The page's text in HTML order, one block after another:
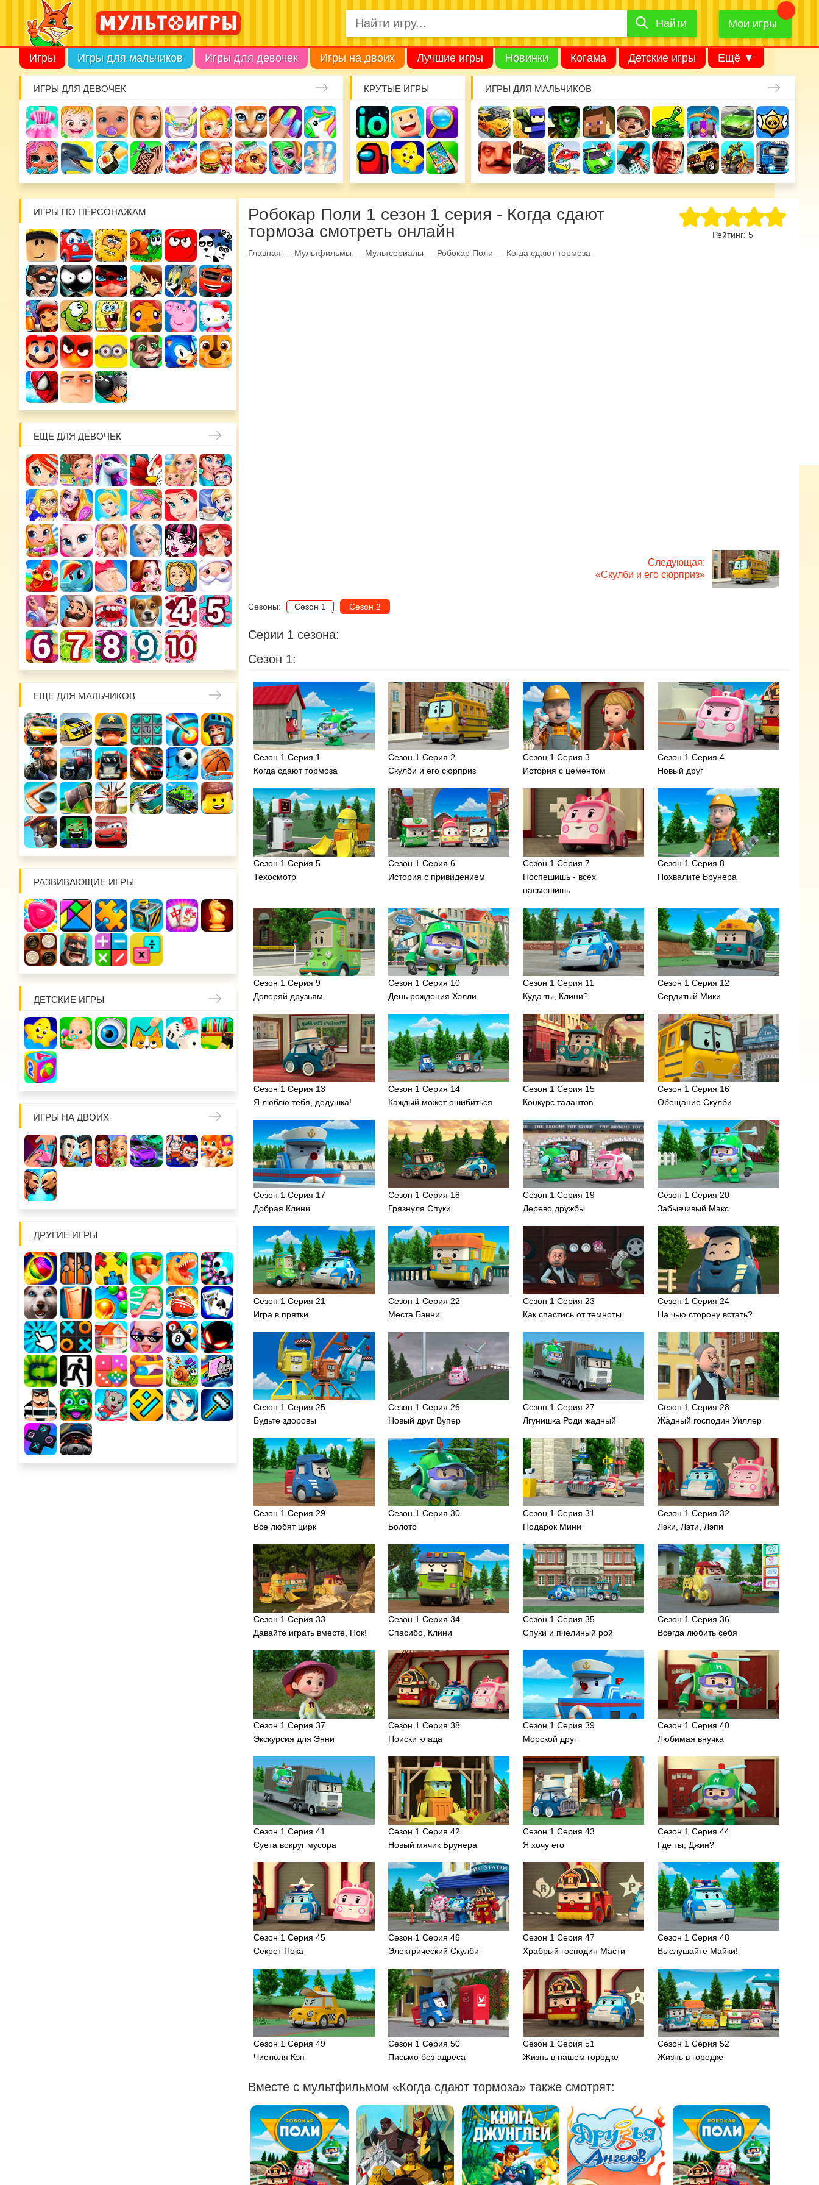
Найти
Найти Мои игры
Игры Игры для мальчиков Игры для девочек Игры на двоих Лучшие игры Новинки Когама Детские игры Ещё ▼
ИГРЫ ДЛЯ ДЕВОЧЕК КРУТЫЕ ИГРЫ ИГРЫ ДЛЯ МАЛЬЧИКОВ
ИГРЫ ПО ПЕРСОНАЖАМ
ЕЩЕ ДЛЯ ДЕВОЧЕК
ЕЩЕ ДЛЯ МАЛЬЧИКОВ
РАЗВИВАЮЩИЕ ИГРЫ
ДЕТСКИЕ ИГРЫ
ИГРЫ НА ДВОИХ
ДРУГИЕ ИГРЫ
Рейтинг: 5
Робокар Поли 1 сезон 1 серия - Когда сдают
тормоза смотреть онлайн
Главная — Мультфильмы — Мультсериалы — Робокар Поли — Когда сдают тормоза
Следующая:
«Скулби и его сюрприз»
Сезоны: Сезон 1 Сезон 2
Серии 1 сезона:
Сезон 1:
Сезон 1 Серия 1
Когда сдают тормоза
Сезон 1 Серия 2
Скулби и его сюрприз
Сезон 1 Серия 3
История с цементом
Сезон 1 Серия 4
Новый друг
Сезон 1 Серия 5
Техосмотр
Сезон 1 Серия 6
История с привидением
Сезон 1 Серия 7
Поспешишь - всех
насмешишь
Сезон 1 Серия 8
Похвалите Брунера
Сезон 1 Серия 9
Доверяй друзьям
Сезон 1 Серия 10
День рождения Хэлли
Сезон 1 Серия 11
Куда ты, Клини?
Сезон 1 Серия 12
Сердитый Мики
Сезон 1 Серия 13
Я люблю тебя, дедушка!
Сезон 1 Серия 14
Каждый может ошибиться
Сезон 1 Серия 15
Конкурс талантов
Сезон 1 Серия 16
Обещание Скулби
Сезон 1 Серия 17
Добрая Клини
Сезон 1 Серия 18
Грязнуля Спуки
Сезон 1 Серия 19
Дерево дружбы
Сезон 1 Серия 20
Забывчивый Макс
Сезон 1 Серия 21
Игра в прятки
Сезон 1 Серия 22
Места Бэнни
Сезон 1 Серия 23
Как спастись от темноты
Сезон 1 Серия 24
На чью сторону встать?
Сезон 1 Серия 25
Будьте здоровы
Сезон 1 Серия 26
Новый друг Вупер
Сезон 1 Серия 27
Лгунишка Роди жадный
Сезон 1 Серия 28
Жадный господин Уиллер
Сезон 1 Серия 29
Все любят цирк
Сезон 1 Серия 30
Болото
Сезон 1 Серия 31
Подарок Мини
Сезон 1 Серия 32
Лэки, Лэти, Лэпи
Сезон 1 Серия 33
Давайте играть вместе, Пок!
Сезон 1 Серия 34
Спасибо, Клини
Сезон 1 Серия 35
Спуки и пчелиный рой
Сезон 1 Серия 36
Всегда любить себя
Сезон 1 Серия 37
Экскурсия для Энни
Сезон 1 Серия 38
Поиски клада
Сезон 1 Серия 39
Морской друг
Сезон 1 Серия 40
Любимая внучка
Сезон 1 Серия 41
Суета вокруг мусора
Сезон 1 Серия 42
Новый мячик Брунера
Сезон 1 Серия 43
Я хочу его
Сезон 1 Серия 44
Где ты, Джин?
Сезон 1 Серия 45
Секрет Пока
Сезон 1 Серия 46
Электрический Скулби
Сезон 1 Серия 47
Храбрый господин Масти
Сезон 1 Серия 48
Выслушайте Майки!
Сезон 1 Серия 49
Чистюля Кэп
Сезон 1 Серия 50
Письмо без адреса
Сезон 1 Серия 51
Жизнь в нашем городке
Сезон 1 Серия 52
Жизнь в городке
Вместе с мультфильмом «Когда сдают тормоза» также смотрят: